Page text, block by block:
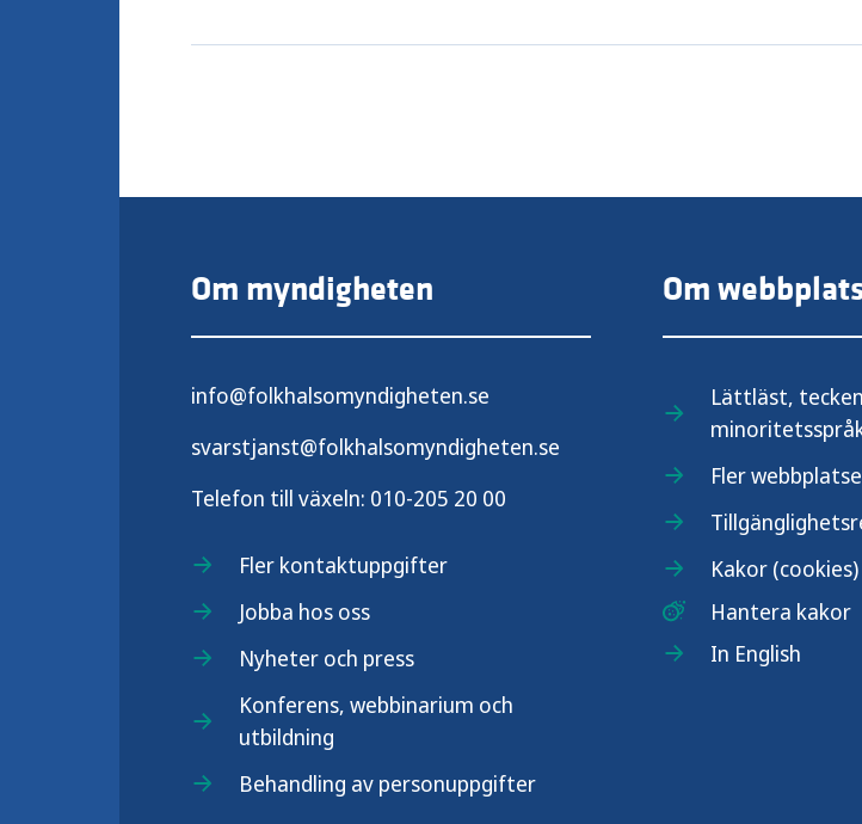
Om myndigheten
info@folkhalsomyndigheten.se
svarstjanst@folkhalsomyndigheten.se
Telefon till växeln: 010-205 20 00
Fler kontaktuppgifter
Jobba hos oss
Nyheter och press
Konferens, webbinarium och
utbildning
Behandling av personuppgifter
Om
Lättläst,
Fler
Kakor (cookies)
Hantera kakor
In English